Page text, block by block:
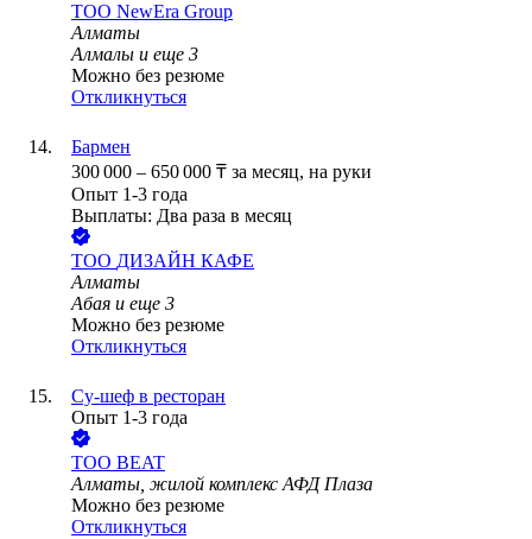
ТОО NewEra Group
Алматы
Алмалы и еще 3
Можно без резюме
Откликнуться
Бармен
300 000 – 650 000 ₸ за месяц, на руки
Опыт 1-3 года
Выплаты: Два раза в месяц
ТОО ДИЗАЙН КАФЕ
Алматы
Абая и еще 3
Можно без резюме
Откликнуться
Су-шеф в ресторан
Опыт 1-3 года
ТОО BEAT
Алматы, жилой комплекс АФД Плаза
Можно без резюме
Откликнуться